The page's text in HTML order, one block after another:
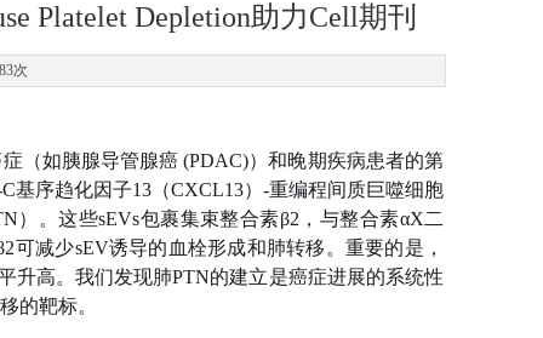
Platelet Depletion助力Cell期刊
次
（如胰腺导管腺癌 (PDAC)）和晚期疾病患者的第
基序趋化因子13（CXCL13）-重编程间质巨噬细胞
）。这些sEVs包裹集束整合素β2，与整合素αX二
减少sEV诱导的血栓形成和肺转移。重要的是，
升高。我们发现肺PTN的建立是癌症进展的系统性
的靶标。